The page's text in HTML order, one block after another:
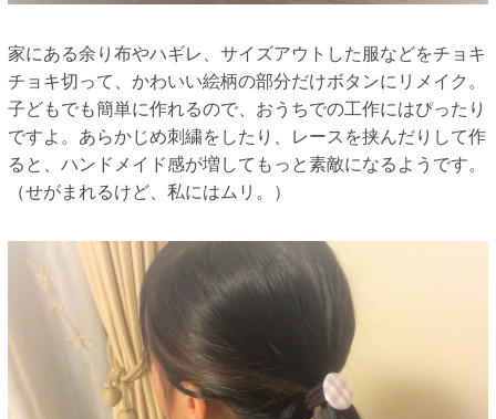
家にある余り布やハギレ、サイズアウトした服などをチョキ
チョキ切って、かわいい絵柄の部分だけボタンにリメイク。
子どもでも簡単に作れるので、おうちでの工作にはぴったり
ですよ。あらかじめ刺繍をしたり、レースを挟んだりして作
ると、ハンドメイド感が増してもっと素敵になるようです。
（せがまれるけど、私にはムリ。）